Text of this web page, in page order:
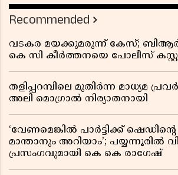
റിപ്പോർട്ട് പുറത്ത്
Recommended
വടകര മയക്കുമരുന്ന് കേസ്;
കെ സി കീർത്തനയെ പോലീസ്
തളിപ്പറമ്പിലെ മുതിർന്ന മാധ്യമ
അലി മൊഗ്രാൽ നിര്യാതനായി
‘വേണമെങ്കിൽ പാർട്ടിക്ക്
മാന്താനും അറിയാം’; പയ്യന്നൂരിൽ
പ്രസംഗവുമായി കെ കെ രാഗേഷ്